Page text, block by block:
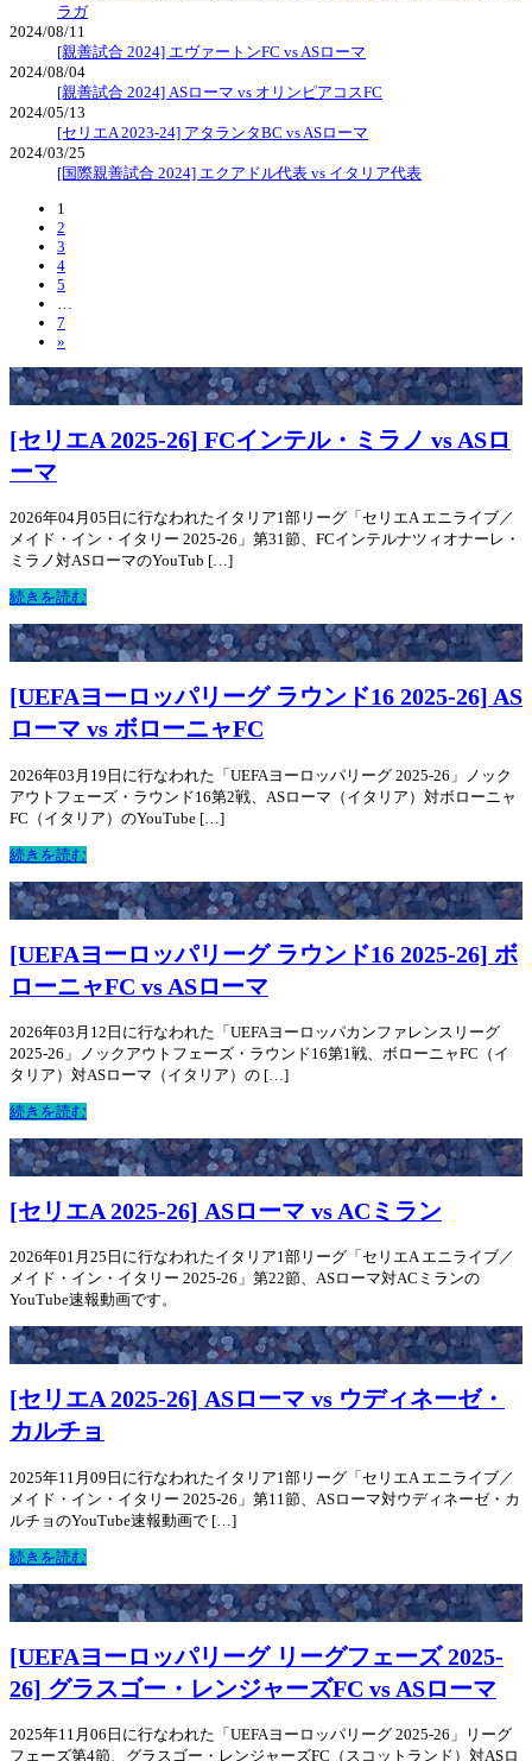
ラガ
2024/08/11
[親善試合 2024] エヴァートンFC vs ASローマ
2024/08/04
[親善試合 2024] ASローマ vs オリンピアコスFC
2024/05/13
[セリエA 2023-24] アタランタBC vs ASローマ
2024/03/25
[国際親善試合 2024] エクアドル代表 vs イタリア代表
1
2
3
4
5
7
»
[セリエA 2025-26] FCインテル・ミラノ vs ASロ
ーマ
2026年04月05日に行なわれたイタリア1部リーグ「セリエA エニライブ／
メイド・イン・イタリー 2025-26」第31節、FCインテルナツィオナーレ・
ミラノ対ASローマのYouTub […]
続きを読む
[UEFAヨーロッパリーグ ラウンド16 2025-26] AS
ローマ vs ボローニャFC
2026年03月19日に行なわれた「UEFAヨーロッパリーグ 2025-26」ノック
アウトフェーズ・ラウンド16第2戦、ASローマ（イタリア）対ボローニャ
FC（イタリア）のYouTube […]
続きを読む
[UEFAヨーロッパリーグ ラウンド16 2025-26] ボ
ローニャFC vs ASローマ
2026年03月12日に行なわれた「UEFAヨーロッパカンファレンスリーグ
2025-26」ノックアウトフェーズ・ラウンド16第1戦、ボローニャFC（イ
タリア）対ASローマ（イタリア）の […]
続きを読む
[セリエA 2025-26] ASローマ vs ACミラン
2026年01月25日に行なわれたイタリア1部リーグ「セリエA エニライブ／
メイド・イン・イタリー 2025-26」第22節、ASローマ対ACミランの
YouTube速報動画です。
[セリエA 2025-26] ASローマ vs ウディネーゼ・
カルチョ
2025年11月09日に行なわれたイタリア1部リーグ「セリエA エニライブ／
メイド・イン・イタリー 2025-26」第11節、ASローマ対ウディネーゼ・カ
ルチョのYouTube速報動画で […]
続きを読む
[UEFAヨーロッパリーグ リーグフェーズ 2025-
26] グラスゴー・レンジャーズFC vs ASローマ
2025年11月06日に行なわれた「UEFAヨーロッパリーグ 2025-26」リーグ
フェーズ第4節、グラスゴー・レンジャーズFC（スコットランド）対ASロ